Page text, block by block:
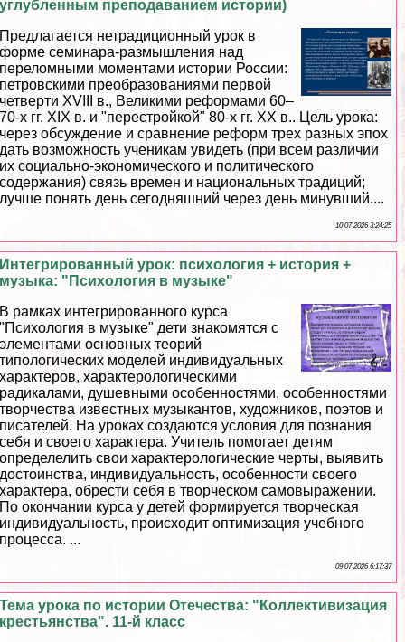
углубленным преподаванием истории)
Предлагается нетрадиционный урок в
форме семинара-размышления над
переломными моментами истории России:
петровскими преобразованиями первой
четверти XVIII в., Великими реформами 60–
70-х гг. XIX в. и "перестройкой" 80-х гг. ХХ в.. Цель урока:
через обсуждение и сравнение реформ трех разных эпох
дать возможность ученикам увидеть (при всем различии
их социально-экономического и политического
содержания) связь времен и национальных традиций;
лучше понять день сегодняшний через день минувший....
10 07 2026 3:24:25
Интегрированный урок: психология + история +
музыка: "Психология в музыке"
В рамках интегрированного курса
"Психология в музыке" дети знакомятся с
элементами основных теорий
типологических моделей индивидуальных
хаpaктеров, хаpaктерологическими
радикалами, душевными особенностями, особенностями
творчества известных музыкантов, художников, поэтов и
писателей. На уроках создаются условия для познания
себя и своего хаpaктера. Учитель помогает детям
определелить свои хаpaктерологические черты, выявить
достоинства, индивидуальность, особенности своего
хаpaктера, обрести себя в творческом самовыражении.
По окончании курса у детей формируется творческая
индивидуальность, происходит оптимизация учебного
процесса. ...
09 07 2026 6:17:37
Тема урока по истории Отечества: "Коллективизация
крестьянства". 11-й класс